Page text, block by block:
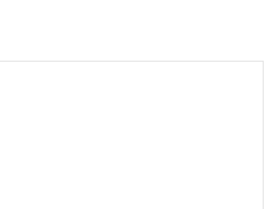
ประชาชนเสียชีวิต 12 บาดเจ็บ 20